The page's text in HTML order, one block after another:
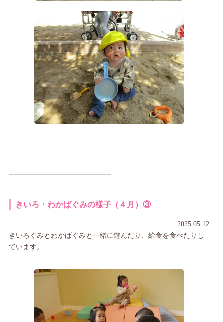
きいろ・わかばぐみの様子（４月）③
2025.05.12
きいろぐみとわかばぐみと一緒に遊んだり、給食を食べたりし
ています。